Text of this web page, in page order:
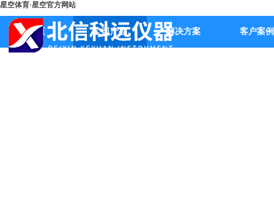
星空体育·星空官方网站
首页 公司产品 解决方案 客户案例